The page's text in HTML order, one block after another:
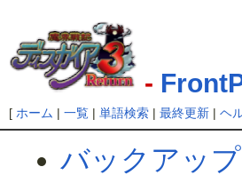
-
[ ホーム | 一覧| 単語検索| 最終更新| ヘ
バックアッ